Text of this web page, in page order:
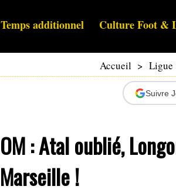
Temps additionnel Culture Foot &
Accueil > Ligue
Suivre
OM : Atal oublié,
Marseille !